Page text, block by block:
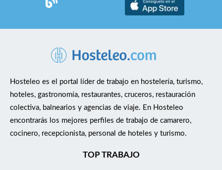
Hosteleo es el portal líder de trabajo en hostelería, turismo,
hoteles, gastronomía, restaurantes, cruceros, restauración
colectiva, balnearios y agencias de viaje. En Hosteleo
encontrarás los mejores perfiles de trabajo de camarero,
cocinero, recepcionista, personal de hoteles y turismo.
TOP TRABAJO